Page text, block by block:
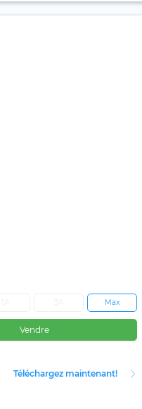
Max
Vendre
Téléchargez maintenant!